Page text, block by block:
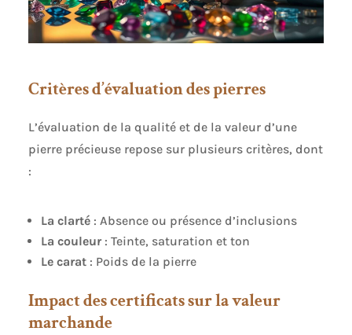
Critères d’évaluation des pierres
L’évaluation de la qualité et de la valeur d’une
pierre précieuse repose sur plusieurs critères, dont
:
La clarté: Absence ou présence d’inclusions
La couleur: Teinte, saturation et ton
Le carat: Poids de la pierre
Impact des certificats sur la valeur
marchande